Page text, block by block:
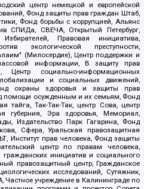
центр немецкой и европейской
Фонд защиты прав граждан Штаб,
Фонд борьбы с коррупцией, Альянс
СПИДа, СВЕЧА, Открытый Петербург,
Правовая инициатива,
экологической преступности,
(Милосердие), Центр поддержки и
информации, В защиту прав
социально-информационных
и социальных движений,
охраны здоровья и защиты прав
помощи осужденным и их семьям, Фонд
тайга, Так-Так-Так, центр Сова, центр
губерния, Эра здоровья, Мемориал,
Издательство Парк Гагарина, Фонд
Сфера, Уральская правозащитная
Институт прав человека, Фонд защиты
центр по правам человека,
гражданских инициатив и социального
правозащитный центр, Гражданское
исследований, Сутяжник,
учреждение в Калининграде по